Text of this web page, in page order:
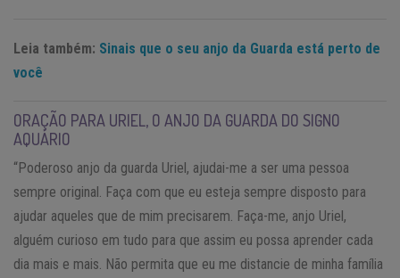
Leia também: Sinais que o seu anjo da Guarda está perto de
você
ORAÇÃO PARA URIEL, O ANJO DA GUARDA DO SIGNO
AQUÁRIO
“Poderoso anjo da guarda Uriel, ajudai-me a ser uma pessoa
sempre original. Faça com que eu esteja sempre disposto para
ajudar aqueles que de mim precisarem. Faça-me, anjo Uriel,
alguém curioso em tudo para que assim eu possa aprender cada
dia mais e mais. Não permita que eu me distancie de minha família